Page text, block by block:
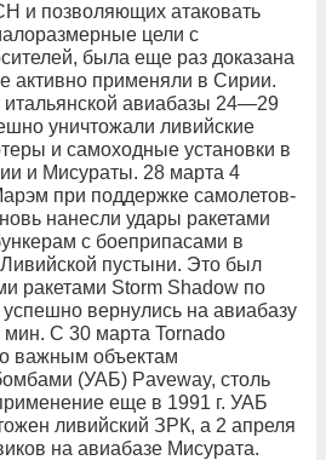
и позволяющих атаковать
цели с
была еще раз доказана
активно применяли в Сирии.
итальянской авиабазы 24—29
уничтожали ливийские
и самоходные установки в
и Мисураты. 28 марта 4
при поддержке самолетов-
нанесли удары ракетами
с боеприпасами в
пустыни. Это был
ракетами Storm Shadow по
вернулись на авиабазу
мин. С 30 марта Tornado
важным объектам
(УАБ) Paveway, столь
еще в 1991 г. УАБ
ливийский ЗРК, а 2 апреля
на авиабазе Мисурата.